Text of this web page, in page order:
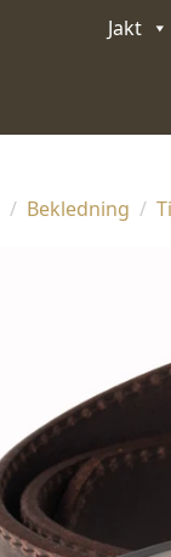
Jakt
Bekledning